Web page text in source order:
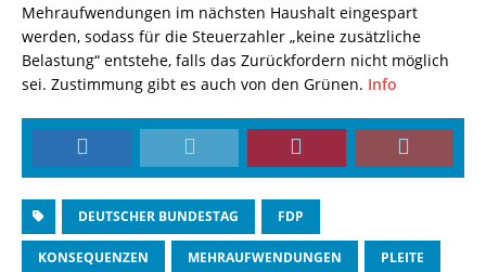
Mehraufwendungen im nächsten Haushalt eingespart
werden, sodass für die Steuerzahler „keine zusätzliche
Belastung“ entstehe, falls das Zurückfordern nicht möglich
sei. Zustimmung gibt es auch von den Grünen. Info
DEUTSCHER BUNDESTAG FDP
KONSEQUENZEN MEHRAUFWENDUNGEN PLEITE